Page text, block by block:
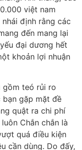
việt nam
định rằng các
đến mang lại
đại dương hết
khoản lợi nhuận
gồm teó rủi ro
bạn gặp mặt đề
quật ra chi phí
Chắn chắn là
quá điều kiện
cần dùng. Do đấy,